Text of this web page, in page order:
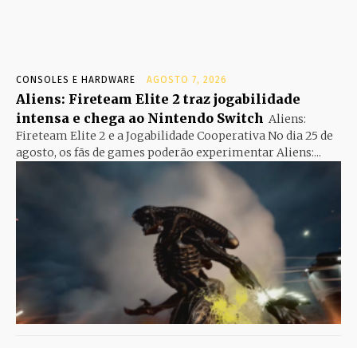
CONSOLES E HARDWARE AGOSTO 7, 2026
Aliens: Fireteam Elite 2 traz jogabilidade
intensa e chega ao Nintendo Switch Aliens:
Fireteam Elite 2 e a Jogabilidade Cooperativa No dia 25 de
agosto, os fãs de games poderão experimentar Aliens:...